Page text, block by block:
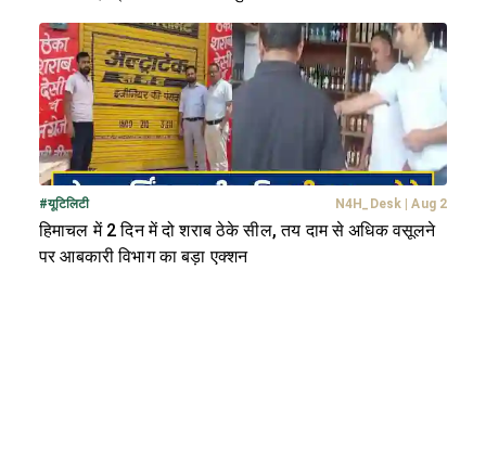
#यूटिलिटी N4H_Desk Aug 2
हिमाचल में 2 दिन में दो शराब ठेके सील, तय दाम से अधिक वसूलने
पर आबकारी विभाग का बड़ा एक्शन